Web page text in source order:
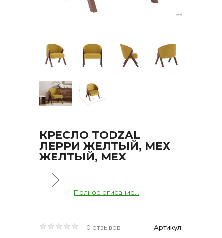
КРЕСЛО TODZAL
ЛЕРРИ ЖЕЛТЫЙ, МЕХ
ЖЕЛТЫЙ, МЕХ
Полное описание...
0 отзывов Артикул: